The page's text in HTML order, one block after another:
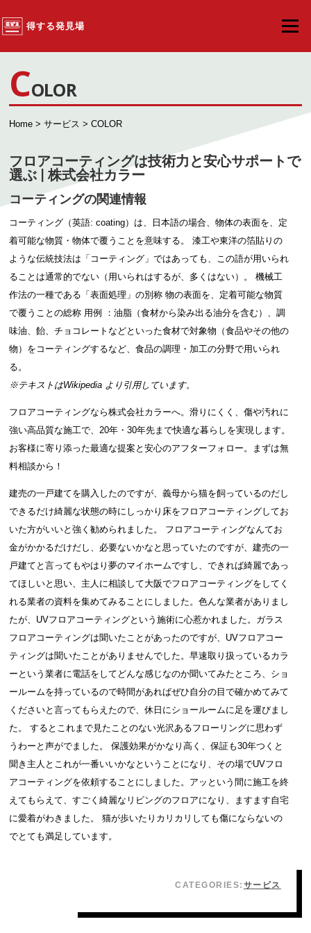
得する発見場
メニュ
COLOR
Home >サービス > COLOR
フロアコーティングは技術力と安心サポートで
選ぶ | 株式会社カラー
コーティングの関連情報
コーティング（英語: coating）は、日本語の場合、物体の表面を、定
着可能な物質・物体で覆うことを意味する。 漆工や東洋の箔貼りの
ような伝統技法は「コーティング」ではあっても、この語が用いられ
ることは通常的でない（用いられはするが、多くはない）。 機械工
作法の一種である「表面処理」の別称 物の表面を、定着可能な物質
で覆うことの総称 用例 ：油脂（食材から染み出る油分を含む）、調
味油、飴、チョコレートなどといった食材で対象物（食品やその他の
物）をコーティングするなど、食品の調理・加工の分野で用いられ
る。
※テキストはWikipedia より引用しています。
フロアコーティングなら株式会社カラーへ。滑りにくく、傷や汚れに
強い高品質な施工で、20年・30年先まで快適な暮らしを実現します。
お客様に寄り添った最適な提案と安心のアフターフォロー。まずは無
料相談から！
建売の一戸建てを購入したのですが、義母から猫を飼っているのだし
できるだけ綺麗な状態の時にしっかり床をフロアコーティングしてお
いた方がいいと強く勧められました。 フロアコーティングなんてお
金がかかるだけだし、必要ないかなと思っていたのですが、建売の一
戸建てと言ってもやはり夢のマイホームですし、できれば綺麗であっ
てほしいと思い、主人に相談して大阪でフロアコーティングをしてく
れる業者の資料を集めてみることにしました。色んな業者がありまし
たが、UVフロアコーティングという施術に心惹かれました。ガラス
フロアコーティングは聞いたことがあったのですが、UVフロアコー
ティングは聞いたことがありませんでした。早速取り扱っているカラ
ーという業者に電話をしてどんな感じなのか聞いてみたところ、ショ
ールームを持っているので時間があればぜひ自分の目で確かめてみて
くださいと言ってもらえたので、休日にショールームに足を運びまし
た。 するとこれまで見たことのない光沢あるフローリングに思わず
うわーと声がでました。 保護効果がかなり高く、保証も30年つくと
聞き主人とこれが一番いいかなということになり、その場でUVフロ
アコーティングを依頼することにしました。アッという間に施工を終
えてもらえて、すごく綺麗なリビングのフロアになり、ますます自宅
に愛着がわきました。 猫が歩いたりカリカリしても傷にならないの
でとても満足しています。
CATEGORIES: サービス